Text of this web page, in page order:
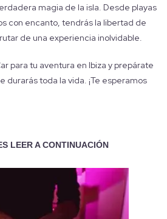
magia de la isla. Desde playas
con encanto, tendrás la libertad de
de una experiencia inolvidable.
para tu aventura en Ibiza y prepárate
durarás toda la vida. ¡Te esperamos
LEER A CONTINUACIÓN